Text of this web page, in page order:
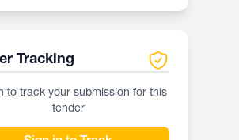
Tracking
to track your submission for this
tender